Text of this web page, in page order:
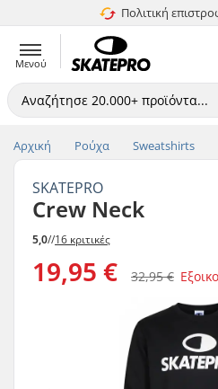
Πολιτική 4.8
Μενού
Αρχική Ρούχα Sweatshirts
SKATEPRO
Crew Neck
5,0//16 κριτικές
19,95 € 32,95 €